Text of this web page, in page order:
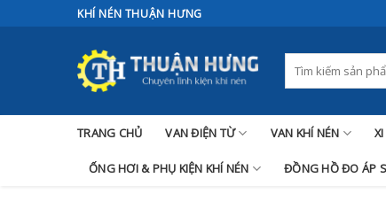
to
KHÍ NÉN THUẬN HƯNG
TRANG CHỦ VAN ĐIỆN TỪ VAN KHÍ NÉN
ỐNG HƠI & PHỤ KIỆN KHÍ NÉN ĐỒNG HỒ ĐO ÁP